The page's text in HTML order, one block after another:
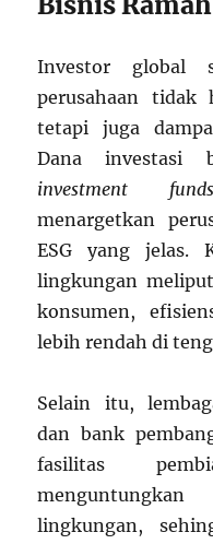
Investor global
perusahaan tidak
tetapi juga
Dana investasi
investment funds
menargetkan
ESG yang jelas.
lingkungan
konsumen,
lebih rendah di
Selain itu,
dan bank
fasilitas
lingkungan,